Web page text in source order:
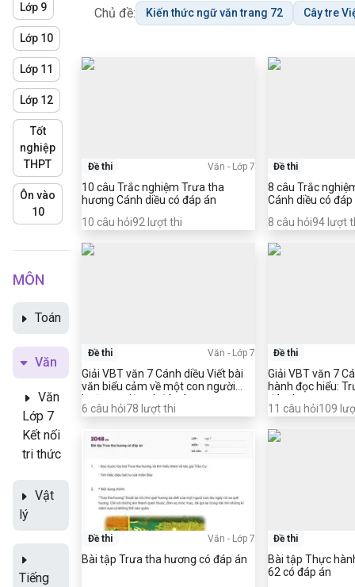
Lớp 9
Lớp 10
Lớp 11
Lớp 12
Tốt
nghiệp
THPT
Ôn vào
10
MÔN
Toán
Văn
Văn
Lớp 7
Kết nối
tri thức
Vật
lý
Tiếng
Chủ đề: Kiến thức ngữ văn trang 72 Cây tre
Đề thi Văn - Lớp 7
10 câu Trắc nghiệm Trưa tha
hương Cánh diều có đáp án
10 câu hỏi92 lượt thi
Đề thi
8 câu Trắc
Cánh diều có đáp
8 câu hỏi94lượt
Đề thi Văn - Lớp 7
Giải VBT văn 7 Cánh diều Viết bài
văn biểu cảm về một con người
hoặc sự việc có đáp án
6 câu hỏi78 lượt thi
Đề thi
Giải VBT văn 7
hành đọc hiểu:
đáp án
11 câu hỏi109
Đề thi Văn - Lớp 7
Bài tập Trưa tha hương có đáp án
Đề thi
Bài tập Thực
62 có đáp án